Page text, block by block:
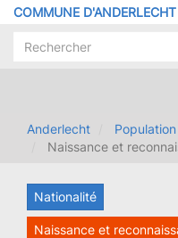
Aller
contenu
COMMUNE D'ANDERLECHT
Anderlecht
Naissance et
Nationalité
Naissance et